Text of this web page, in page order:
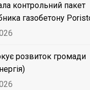
контрольний пакет
газобетону
розвиток громади